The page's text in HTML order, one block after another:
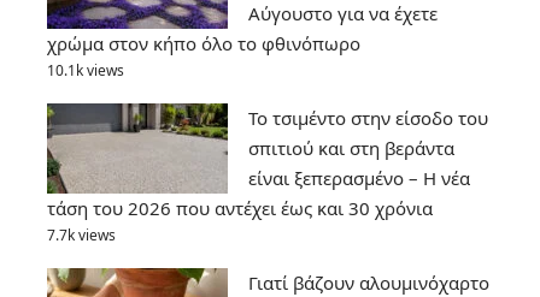
Αύγουστο για να έχετε
χρώμα στον κήπο όλο το φθινόπωρο
10.1k views
Το τσιμέντο στην είσοδο του
σπιτιού και στη βεράντα
είναι ξεπερασμένο – Η νέα
τάση του 2026 που αντέχει έως και 30 χρόνια
7.7k views
Γιατί βάζουν αλουμινόχαρτο